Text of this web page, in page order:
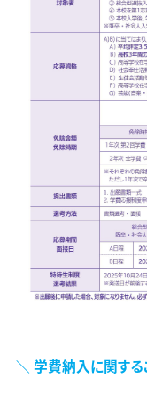
＼ 学費納入に関す